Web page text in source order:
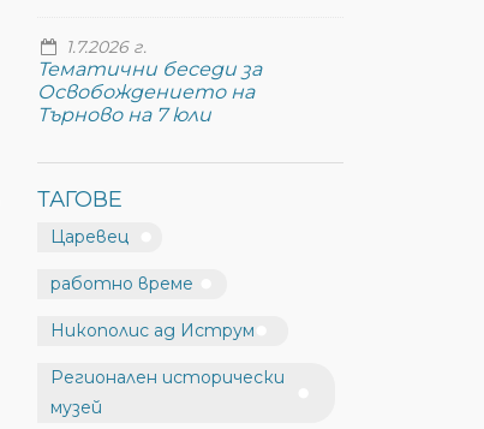
1.7.2026 г.
Тематични беседи за
Освобождението на
Търново на 7 юли
ТАГОВЕ
Царевец
работно време
Никополис ад Иструм
Регионален исторически
музей